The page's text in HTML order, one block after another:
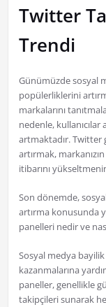
Twitter
Trendi
Günümüzde sosyal
popülerliklerini
markalarını
nedenle,
artmaktadır. Twitter
artırmak,
itibarını
Son dönemde,
artırma konusunda
panelleri nedir ve
Sosyal medya
kazanmalarına
paneller, genellikle
takipçileri sunarak